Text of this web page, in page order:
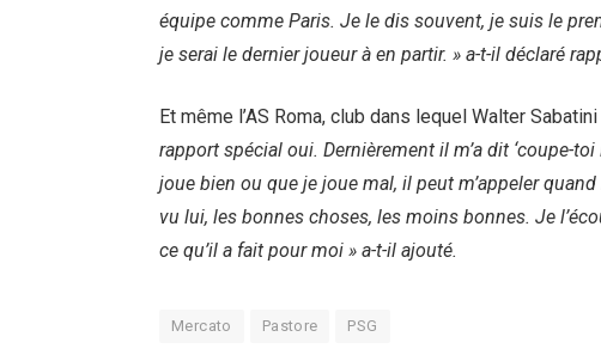
équipe comme Paris. Je le dis souvent, je suis le
je serai le dernier joueur à en partir. » a-t-il déclaré
Et même l’AS Roma, club dans lequel Walter
rapport spécial oui. Dernièrement il m’a dit ‘coupe-
joue bien ou que je joue mal, il peut m’appeler
vu lui, les bonnes choses, les moins bonnes. Je
ce qu’il a fait pour moi » a-t-il ajouté.
Mercato Pastore PSG